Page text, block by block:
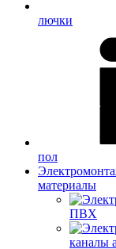
лючки
пол
материалы
ПВХ
каналы